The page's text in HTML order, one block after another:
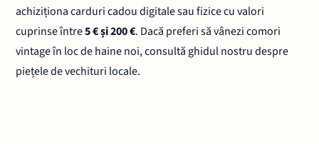
achiziționa carduri cadou digitale sau fizice cu valori
cuprinse între5 € și 200 €. Dacă preferi să vânezi comori
vintage în loc de haine noi, consultă ghidul nostru despre
piețele de vechituri locale.